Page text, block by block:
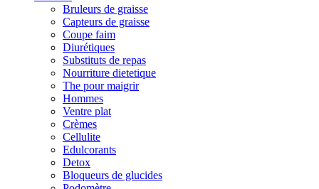
Bruleurs de graisse
Capteurs de graisse
Coupe faim
Diurétiques
Substituts de repas
Nourriture dietetique
The pour maigrir
Hommes
Ventre plat
Crèmes
Cellulite
Edulcorants
Detox
Bloqueurs de glucides